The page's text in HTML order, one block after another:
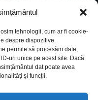
tehnologii, cum ar fi cookie-
despre dispozitive.
permite să procesăm date,
uri unice pe acest site. Dacă
dat poate avea
și funcții.
6923
564